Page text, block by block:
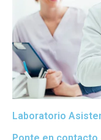
Laboratorio
Ponte en contacto